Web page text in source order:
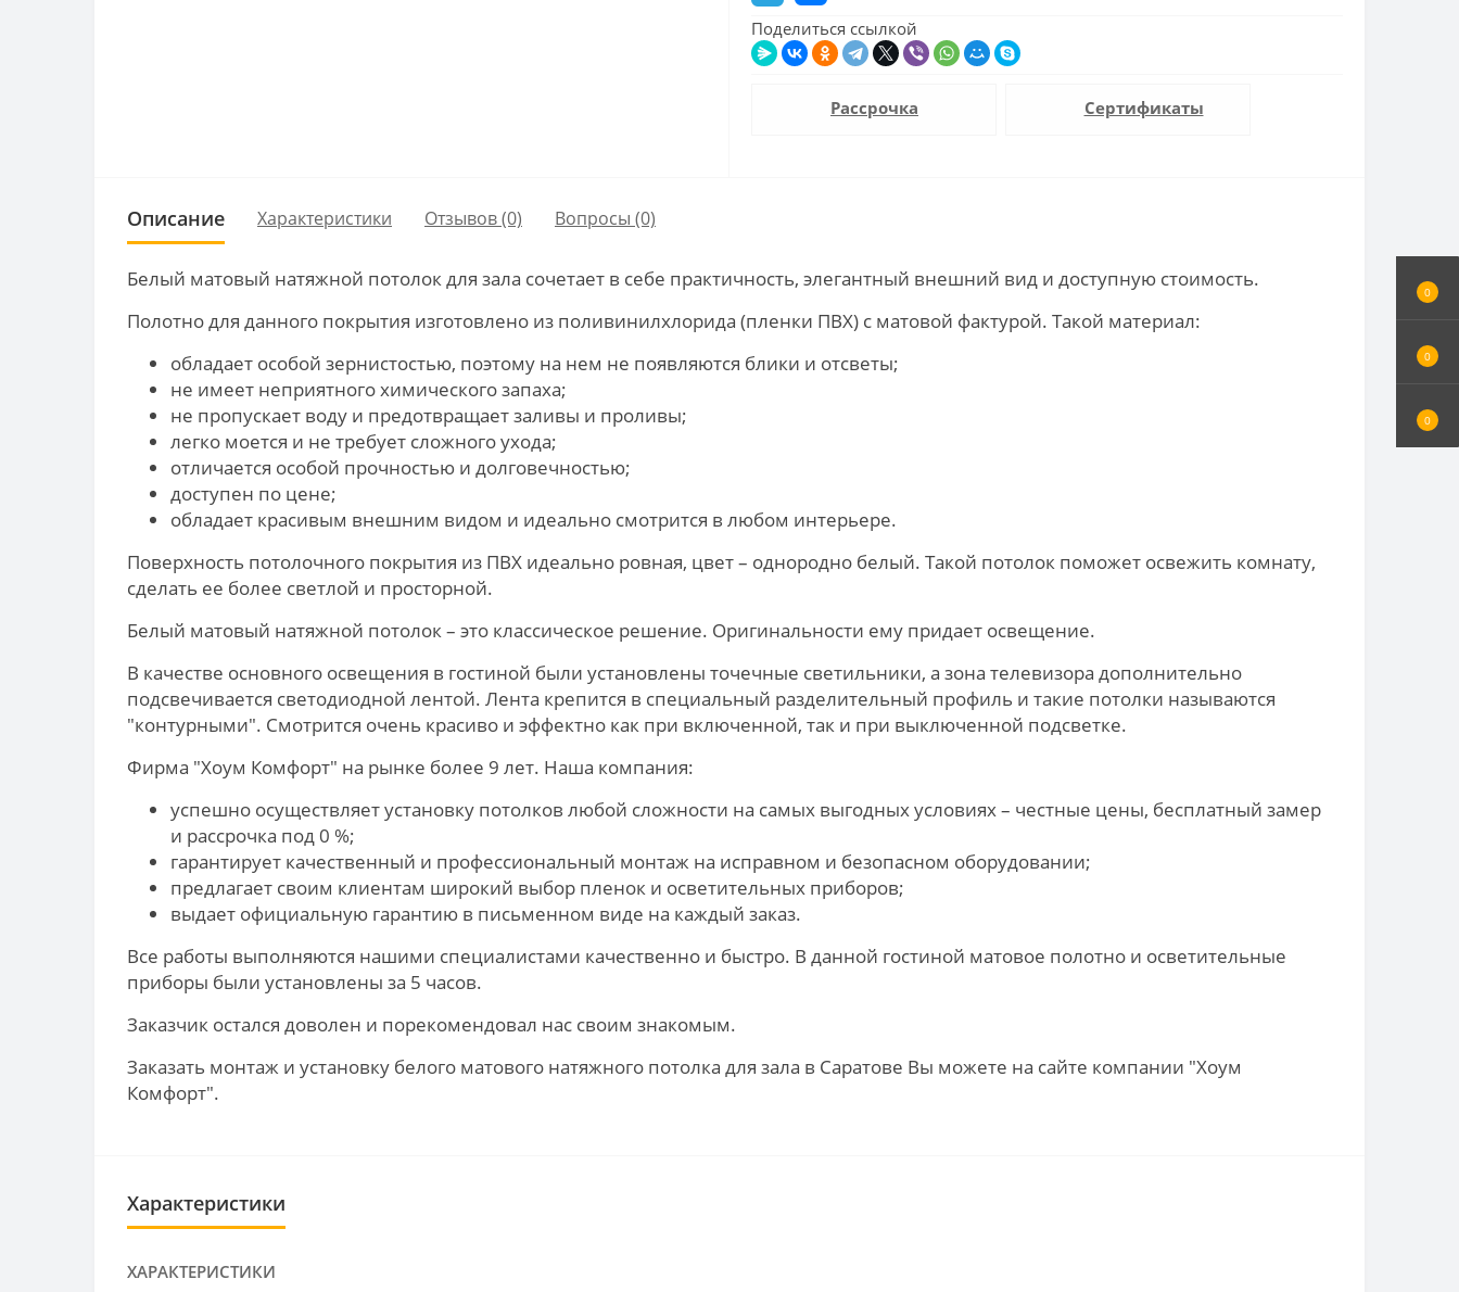
0
0
0
Поделиться ссылкой
Рассрочка Сертификаты
Описание Характеристики Отзывов (0) Вопросы (0)
Белый матовый натяжной потолок для зала сочетает в себе практичность, элегантный внешний вид и доступную стоимость.
Полотно для данного покрытия изготовлено из поливинилхлорида (пленки ПВХ) с матовой фактурой. Такой материал:
обладает особой зернистостью, поэтому на нем не появляются блики и отсветы;
не имеет неприятного химического запаха;
не пропускает воду и предотвращает заливы и проливы;
легко моется и не требует сложного ухода;
отличается особой прочностью и долговечностью;
доступен по цене;
обладает красивым внешним видом и идеально смотрится в любом интерьере.
Поверхность потолочного покрытия из ПВХ идеально ровная, цвет – однородно белый. Такой потолок поможет освежить комнату,
сделать ее более светлой и просторной.
Белый матовый натяжной потолок – это классическое решение. Оригинальности ему придает освещение.
В качестве основного освещения в гостиной были установлены точечные светильники, а зона телевизора дополнительно
подсвечивается светодиодной лентой. Лента крепится в специальный разделительный профиль и такие потолки называются
"контурными". Смотрится очень красиво и эффектно как при включенной, так и при выключенной подсветке.
Фирма "Хоум Комфорт" на рынке более 9 лет. Наша компания:
успешно осуществляет установку потолков любой сложности на самых выгодных условиях – честные цены, бесплатный замер
и рассрочка под 0 %;
гарантирует качественный и профессиональный монтаж на исправном и безопасном оборудовании;
предлагает своим клиентам широкий выбор пленок и осветительных приборов;
выдает официальную гарантию в письменном виде на каждый заказ.
Все работы выполняются нашими специалистами качественно и быстро. В данной гостиной матовое полотно и осветительные
приборы были установлены за 5 часов.
Заказчик остался доволен и порекомендовал нас своим знакомым.
Заказать монтаж и установку белого матового натяжного потолка для зала в Саратове Вы можете на сайте компании "Хоум
Комфорт".
Характеристики
ХАРАКТЕРИСТИКИ